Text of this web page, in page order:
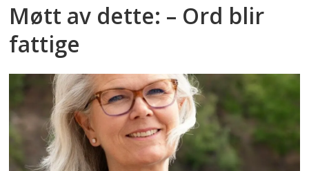
Møtt av dette: – Ord blir
fattige